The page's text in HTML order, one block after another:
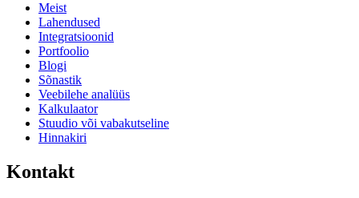
Meist
Lahendused
Integratsioonid
Portfoolio
Blogi
Sõnastik
Veebilehe analüüs
Kalkulaator
Stuudio või vabakutseline
Hinnakiri
Kontakt